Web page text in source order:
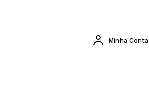
Minha Conta